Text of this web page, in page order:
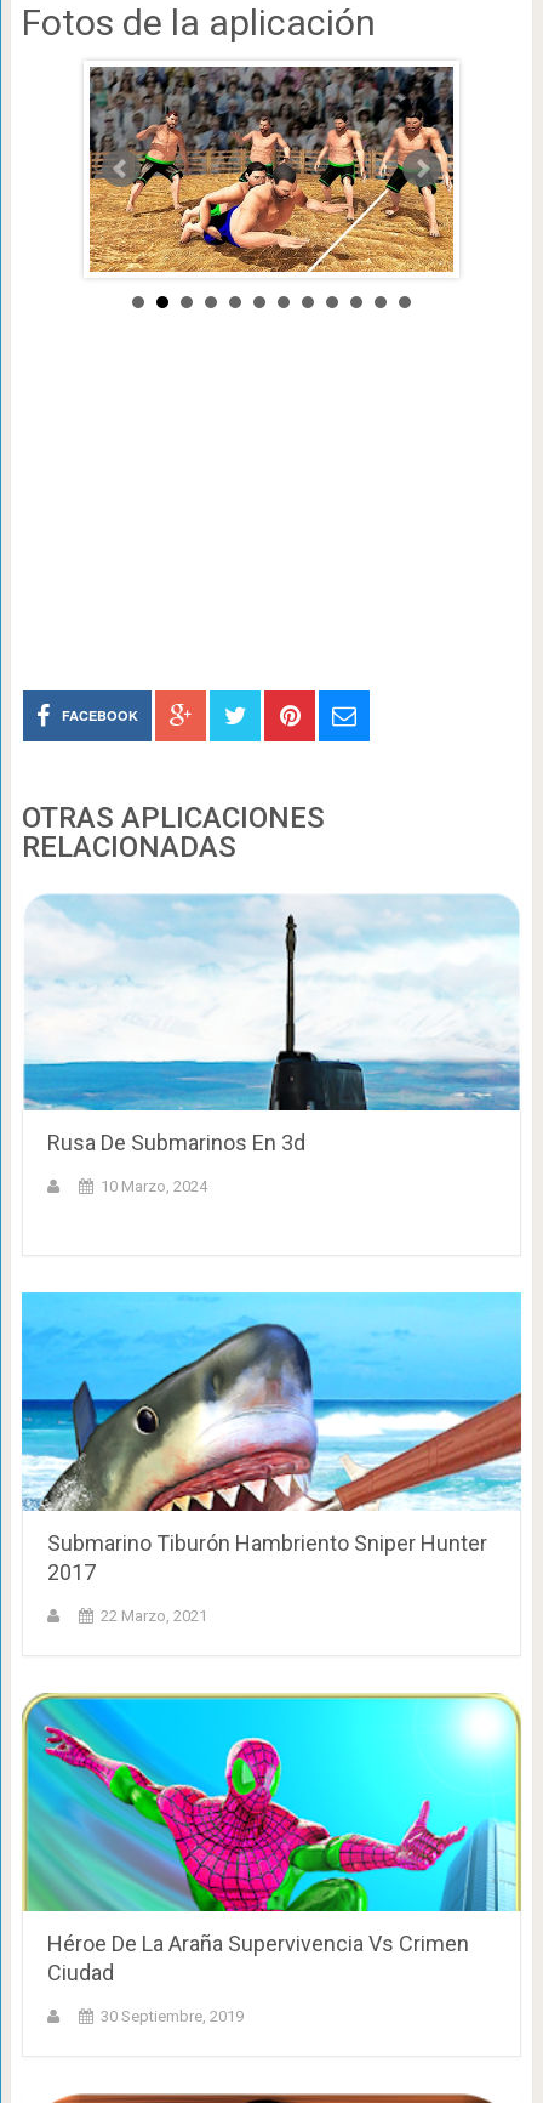
Fotos de la aplicación
FACEBOOK
OTRAS APLICACIONES
RELACIONADAS
Rusa De Submarinos En 3d
10 Marzo, 2024
Submarino Tiburón Hambriento Sniper Hunter
2017
22 Marzo, 2021
Héroe De La Araña Supervivencia Vs Crimen
Ciudad
30 Septiembre, 2019